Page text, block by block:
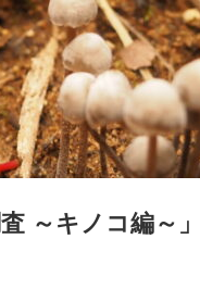
～キノコ編～